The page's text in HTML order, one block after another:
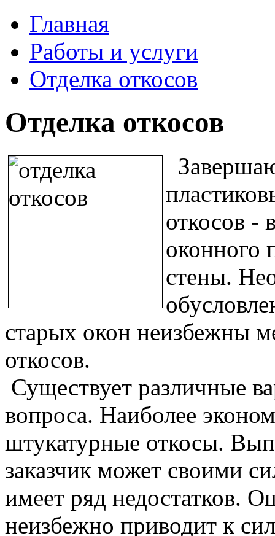
Главная
Работы и услуги
Отделка откосов
Отделка откосов
откосов -
оконного
стены.
старых окон неизбежны
откосов.
Существует различные
вопроса. Наиболее
штукатурные откосы.
заказчик может своими
имеет ряд недостатков.
неизбежно приводит к